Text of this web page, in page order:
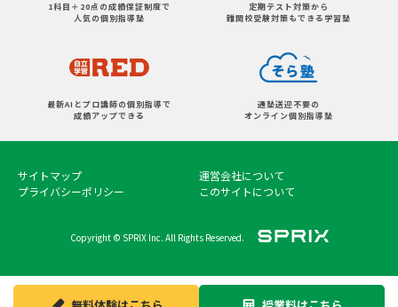
1科目＋20点の成績保証制度で
人気の個別指導塾
定期テスト対策から
難関校受験対策もできる学習塾
最新AIとプロ講師の個別指導で
成績アップできる
通塾送迎不要の
オンライン個別指導塾
サイトマップ
運営会社について
プライバシーポリシー
このサイトについて
Copyright © SPRIX Inc. All Rights Reserved.